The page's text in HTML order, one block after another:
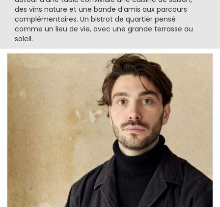
des vins nature et une bande d’amis aux parcours
complémentaires. Un bistrot de quartier pensé
comme un lieu de vie, avec une grande terrasse au
soleil.